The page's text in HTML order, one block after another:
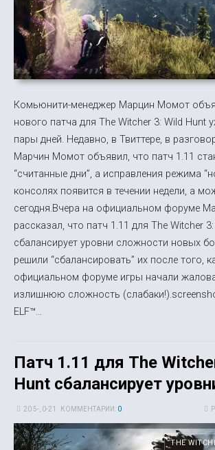
Комьюнити-менеджер Марцин Момот
нового патча для The Witcher 3: Wild Hunt
пары дней. Недавно, в Твиттере, в
Марчин Момот объявил, что патч 1.11
“считанные дни”, а исправления режима
консолях появится в течении недели, а
сегодня.Вчера на официальном форуме
рассказал, что патч 1.11 для The Witcher
сбалансирует уровни сложности новых
решили “сбалансировать” их после того,
официальном форуме игры начали
излишнюю сложность
ELF™...
Патч 1.11 для The
Hunt сбалансирует
20 5-, 0-21 КОММЕНТАРИИ: 0
THE